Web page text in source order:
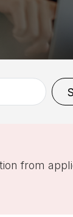
from